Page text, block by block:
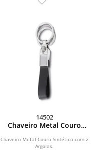
14502
Chaveiro Metal Couro
Chaveiro Metal Couro Sintético com 2
Argolas.